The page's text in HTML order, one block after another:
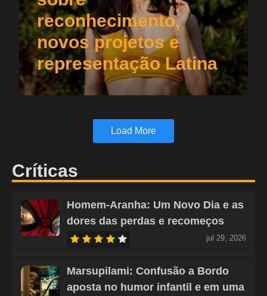
reconhecimento,
novos projetos e
representação Latina
Load More
Críticas
Homem-Aranha: Um Novo Dia e as
dores das perdas e recomeços
jul 29, 2026
Marsupilami: Confusão a Bordo
aposta no humor infantil e em uma